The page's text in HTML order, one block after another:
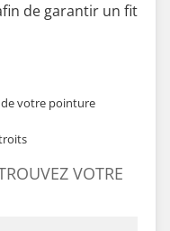
de garantir un fit
votre pointure
VOTRE